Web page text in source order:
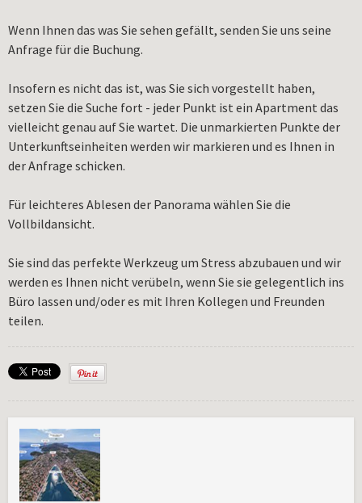
Wenn Ihnen das was Sie sehen gefällt, senden Sie uns seine
Anfrage für die Buchung.
Insofern es nicht das ist, was Sie sich vorgestellt haben,
setzen Sie die Suche fort - jeder Punkt ist ein Apartment das
vielleicht genau auf Sie wartet. Die unmarkierten Punkte der
Unterkunftseinheiten werden wir markieren und es Ihnen in
der Anfrage schicken.
Für leichteres Ablesen der Panorama wählen Sie die
Vollbildansicht.
Sie sind das perfekte Werkzeug um Stress abzubauen und wir
werden es Ihnen nicht verübeln, wenn Sie sie gelegentlich ins
Büro lassen und/oder es mit Ihren Kollegen und Freunden
teilen.